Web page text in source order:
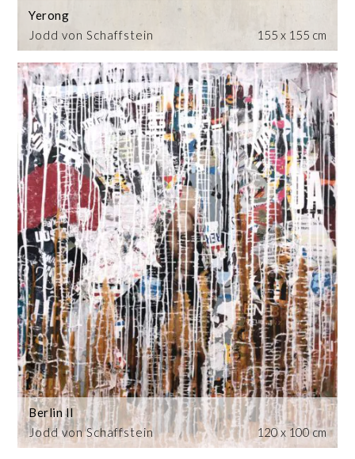
Jodd von Schaffstein
Yerong
155 x 155 cm
Jodd von Schaffstein
Berlin II
120 x 100 cm